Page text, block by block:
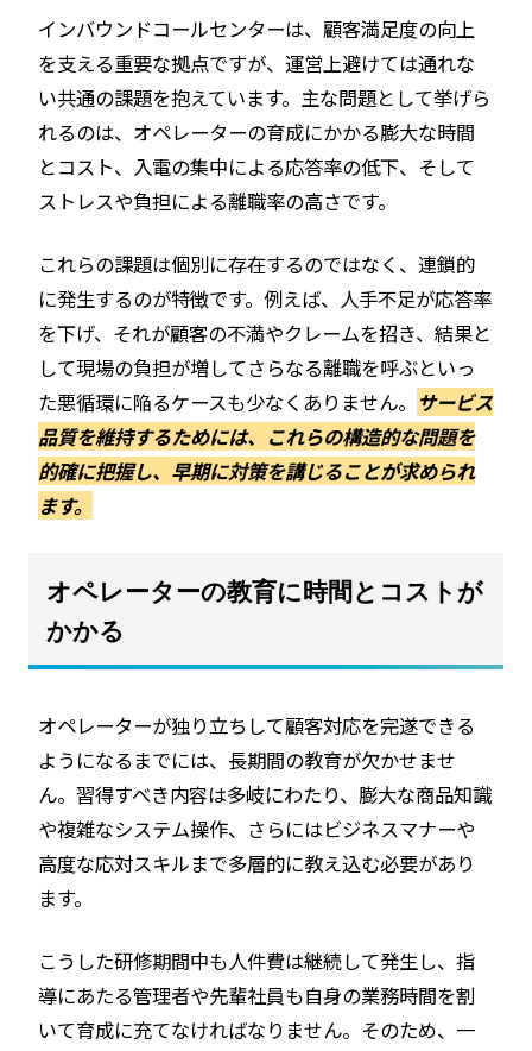
インバウンドコールセンターは、顧客満足度の向上
を支える重要な拠点ですが、運営上避けては通れな
い共通の課題を抱えています。主な問題として挙げら
れるのは、オペレーターの育成にかかる膨大な時間
とコスト、入電の集中による応答率の低下、そして
ストレスや負担による離職率の高さです。
これらの課題は個別に存在するのではなく、連鎖的
に発生するのが特徴です。例えば、人手不足が応答率
を下げ、それが顧客の不満やクレームを招き、結果と
して現場の負担が増してさらなる離職を呼ぶといっ
た悪循環に陥るケースも少なくありません。 サービス
品質を維持するためには、これらの構造的な問題を
的確に把握し、早期に対策を講じることが求められ
ます。
オペレーターの教育に時間とコストが
かかる
オペレーターが独り立ちして顧客対応を完遂できる
ようになるまでには、長期間の教育が欠かせませ
ん。習得すべき内容は多岐にわたり、膨大な商品知識
や複雑なシステム操作、さらにはビジネスマナーや
高度な応対スキルまで多層的に教え込む必要があり
ます。
こうした研修期間中も人件費は継続して発生し、指
導にあたる管理者や先輩社員も自身の業務時間を割
いて育成に充てなければなりません。そのため、一